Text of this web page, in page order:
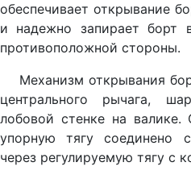
обеспечивает открывание
и надежно запирает борт
противоположной стороны.
Механизм открывания
центрального рычага,
лобовой стенке на
упорную тягу соединено
через регулируемую тягу с